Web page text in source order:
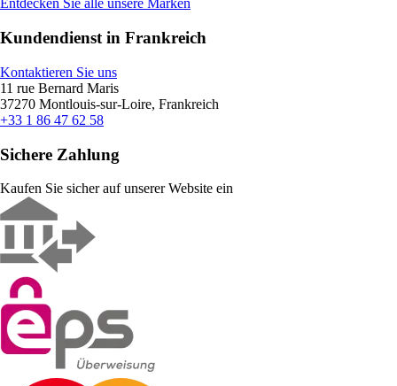
Entdecken Sie alle unsere Marken
Kundendienst in Frankreich
Kontaktieren Sie uns
11 rue Bernard Maris
37270 Montlouis-sur-Loire, Frankreich
+33 1 86 47 62 58
Sichere Zahlung
Kaufen Sie sicher auf unserer Website ein